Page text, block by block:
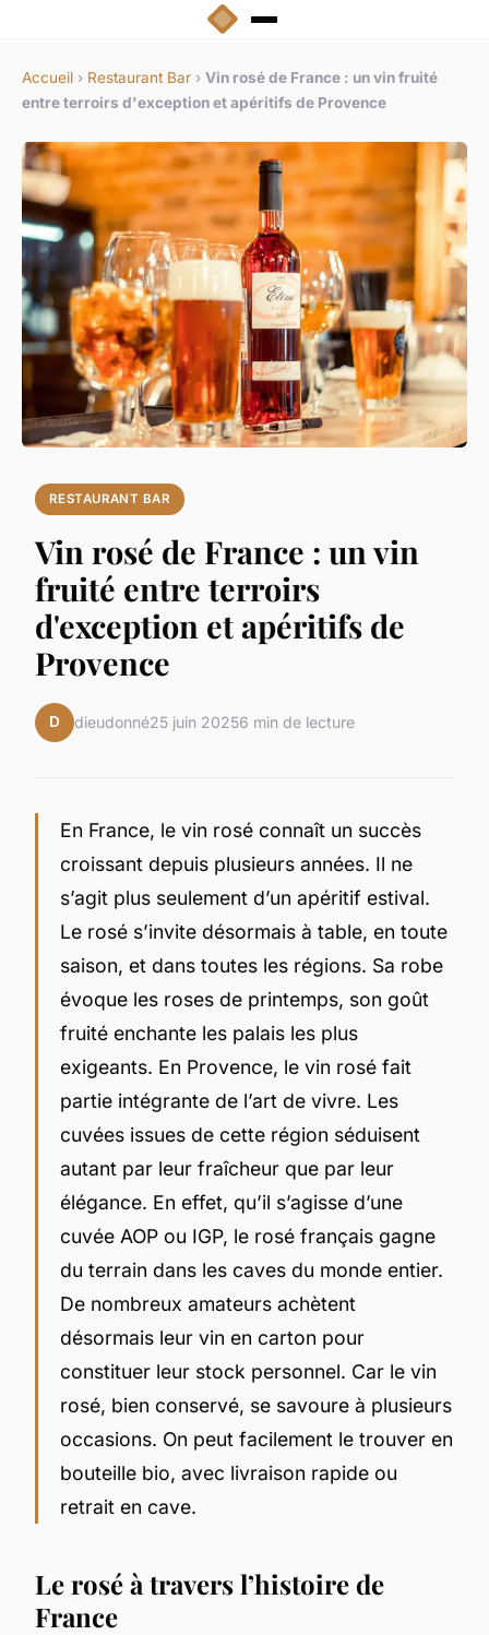
Accueil › Restaurant Bar › Vin rosé de France : un vin fruité
entre terroirs d'exception et apéritifs de Provence
RESTAURANT BAR
Vin rosé de France : un vin
fruité entre terroirs
d'exception et apéritifs de
Provence
D dieudonné25 juin 20256 min de lecture
En France, le vin rosé connaît un succès
croissant depuis plusieurs années. Il ne
s’agit plus seulement d’un apéritif estival.
Le rosé s’invite désormais à table, en toute
saison, et dans toutes les régions. Sa robe
évoque les roses de printemps, son goût
fruité enchante les palais les plus
exigeants. En Provence, le vin rosé fait
partie intégrante de l’art de vivre. Les
cuvées issues de cette région séduisent
autant par leur fraîcheur que par leur
élégance. En effet, qu’il s’agisse d’une
cuvée AOP ou IGP, le rosé français gagne
du terrain dans les caves du monde entier.
De nombreux amateurs achètent
désormais leur vin en carton pour
constituer leur stock personnel. Car le vin
rosé, bien conservé, se savoure à plusieurs
occasions. On peut facilement le trouver en
bouteille bio, avec livraison rapide ou
retrait en cave.
Le rosé à travers l’histoire de
France